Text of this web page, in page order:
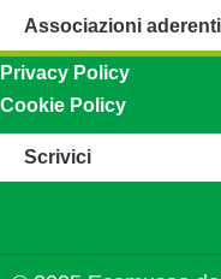
Associazioni aderenti
Privacy Policy
Cookie Policy
Scrivici